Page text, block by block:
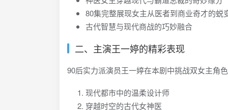
80集完整展现女主从医者到商业奇才的蜕
古代智慧与现代商战的巧妙融合
二、主演王一婷的精彩表现
90后实力派演员王一婷在本剧中挑战双女主角色
现代都市中的温柔设计师
穿越时空的古代女神医